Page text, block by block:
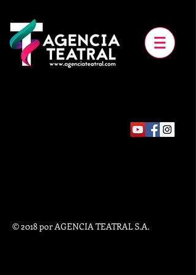
© 2018 por AGENCIA TEATRAL S.A.